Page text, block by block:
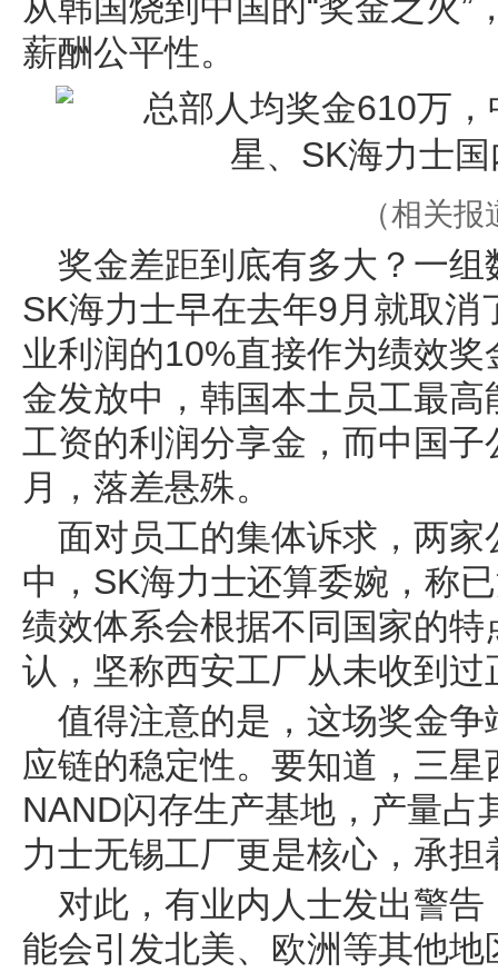
薪酬公平性。
（相关
奖金差距到底有多大？一
SK海力士早在去年9月就取
业利润的10%直接作为绩效
金发放中，韩国本土员工最
工资的利润分享金，而中国
月，落差悬殊。
面对员工的集体诉求，两
中，SK海力士还算委婉，称
绩效体系会根据不同国家的
认，坚称西安工厂从未收到
值得注意的是，这场奖金
应链的稳定性。要知道，三
NAND闪存生产基地，产量占
力士无锡工厂更是核心，承
对此，有业内人士发出警
能会引发北美、欧洲等其他